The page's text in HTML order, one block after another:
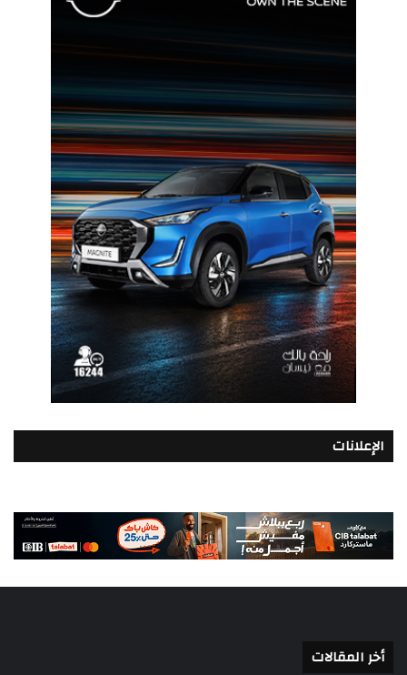
الإعلانات
أخر المقالات